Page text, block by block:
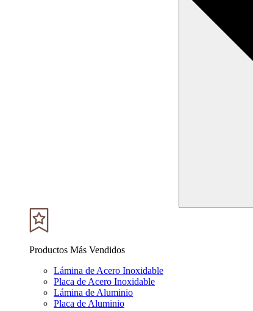
Productos Más Vendidos
Lámina de Acero Inoxidable
Placa de Acero Inoxidable
Lámina de Aluminio
Placa de Aluminio